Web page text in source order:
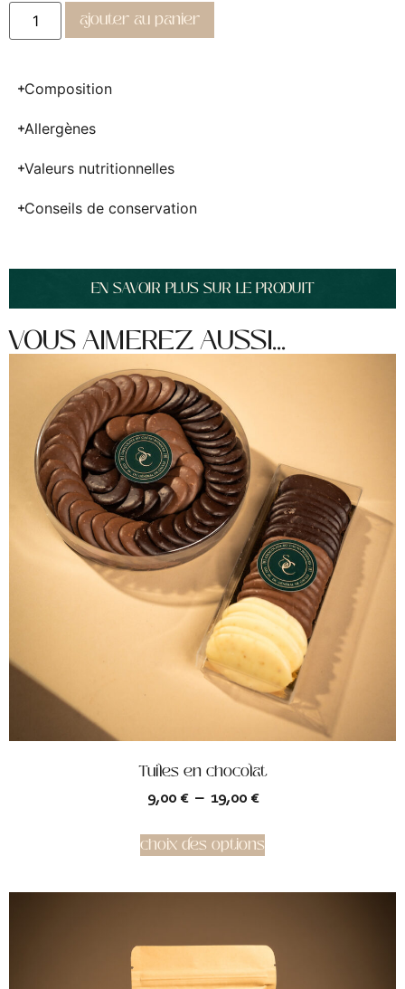
ajouter au panier
Composition
Allergènes
Valeurs nutritionnelles
Conseils de conservation
EN SAVOIR PLUS SUR LE PRODUIT
VOUS AIMEREZ AUSSI...
Tuiles en chocolat
9,00 € – 19,00 €
choix des options